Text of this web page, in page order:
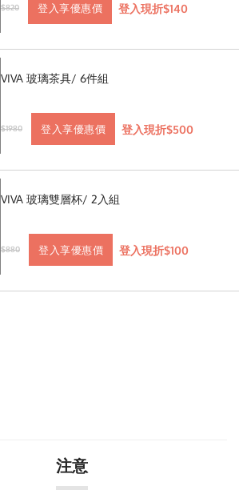
$820 登入享優惠價 登入現折$140
VIVA 玻璃茶具/ 6件組
$1980 登入享優惠價 登入現折$500
VIVA 玻璃雙層杯/ 2入組
$880 登入享優惠價 登入現折$100
注意